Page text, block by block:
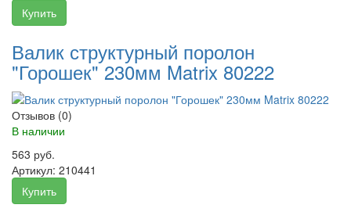
Купить
Валик структурный поролон
"Горошек" 230мм Matrix 80222
Отзывов (0)
В наличии
563 руб.
Артикул: 210441
Купить